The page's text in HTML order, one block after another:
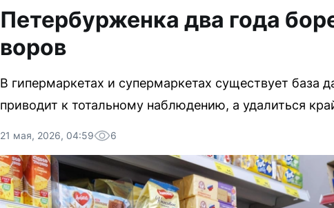
Петербурженка два года
воров
В гипермаркетах и супермаркетах существует база
приводит к тотальному наблюдению, а удалиться
21 мая, 2026, 04:59 6